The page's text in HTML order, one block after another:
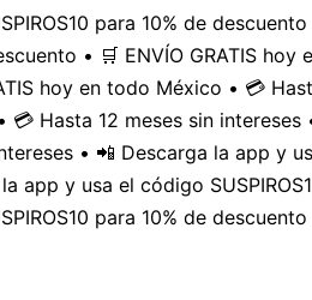
para 10% de descuento
• 🛒 ENVÍO GRATIS
hoy en todo México • 💳
💳 Hasta 12 meses sin
• 📲 Descarga la app y
app y usa el código
para 10% de descuento